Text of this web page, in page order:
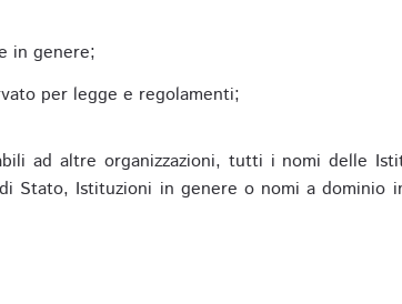
in genere;
per legge e regolamenti;
ad altre organizzazioni, tutti i nomi delle
Stato, Istituzioni in genere o nomi a dominio